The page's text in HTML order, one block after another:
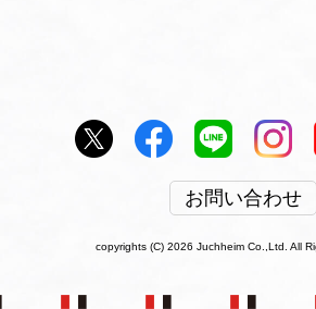
お問い合わせ
copyrights (C) 2026 Juchheim Co.,Ltd. All